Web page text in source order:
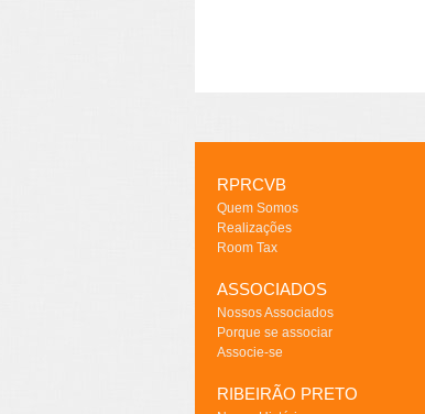
RPRCVB
Quem Somos
Realizações
Room Tax
ASSOCIADOS
Nossos Associados
Porque se associar
Associe-se
RIBEIRÃO PRETO